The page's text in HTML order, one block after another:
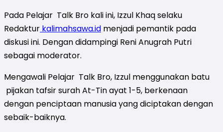
Pada Pelajar Talk Bro kali ini, Izzul Khaq selaku
Redaktur kalimahsawa.id menjadi pemantik pada
diskusi ini. Dengan didampingi Reni Anugrah Putri
sebagai moderator.
Mengawali Pelajar Talk Bro, Izzul menggunakan batu
pijakan tafsir surah At-Tin ayat 1-5, berkenaan
dengan penciptaan manusia yang diciptakan dengan
sebaik-baiknya.